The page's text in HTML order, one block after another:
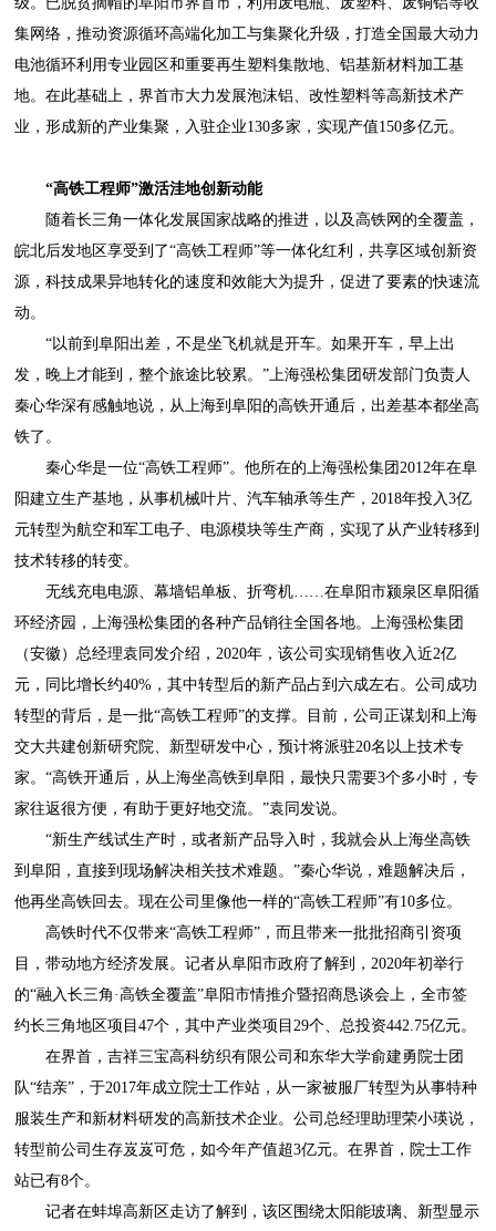
集网络，推动资源循环高端化加工与集聚化升级，打造全国最大动力
电池循环利用专业园区和重要再生塑料集散地、铝基新材料加工基
地。在此基础上，界首市大力发展泡沫铝、改性塑料等高新技术产
业，形成新的产业集聚，入驻企业130多家，实现产值150多亿元。
“高铁工程师”激活洼地创新动能
随着长三角一体化发展国家战略的推进，以及高铁网的全覆盖，
皖北后发地区享受到了“高铁工程师”等一体化红利，共享区域创新资
源，科技成果异地转化的速度和效能大为提升，促进了要素的快速流
动。
“以前到阜阳出差，不是坐飞机就是开车。如果开车，早上出
发，晚上才能到，整个旅途比较累。”上海强松集团研发部门负责人
秦心华深有感触地说，从上海到阜阳的高铁开通后，出差基本都坐高
铁了。
秦心华是一位“高铁工程师”。他所在的上海强松集团2012年在阜
阳建立生产基地，从事机械叶片、汽车轴承等生产，2018年投入3亿
元转型为航空和军工电子、电源模块等生产商，实现了从产业转移到
技术转移的转变。
无线充电电源、幕墙铝单板、折弯机……在阜阳市颍泉区阜阳循
环经济园，上海强松集团的各种产品销往全国各地。上海强松集团
（安徽）总经理袁同发介绍，2020年，该公司实现销售收入近2亿
元，同比增长约40%，其中转型后的新产品占到六成左右。公司成功
转型的背后，是一批“高铁工程师”的支撑。目前，公司正谋划和上海
交大共建创新研究院、新型研发中心，预计将派驻20名以上技术专
家。“高铁开通后，从上海坐高铁到阜阳，最快只需要3个多小时，专
家往返很方便，有助于更好地交流。”袁同发说。
“新生产线试生产时，或者新产品导入时，我就会从上海坐高铁
到阜阳，直接到现场解决相关技术难题。”秦心华说，难题解决后，
他再坐高铁回去。现在公司里像他一样的“高铁工程师”有10多位。
高铁时代不仅带来“高铁工程师”，而且带来一批批招商引资项
目，带动地方经济发展。记者从阜阳市政府了解到，2020年初举行
的“融入长三角·高铁全覆盖”阜阳市情推介暨招商恳谈会上，全市签
约长三角地区项目47个，其中产业类项目29个、总投资442.75亿元。
在界首，吉祥三宝高科纺织有限公司和东华大学俞建勇院士团
队“结亲”，于2017年成立院士工作站，从一家被服厂转型为从事特种
服装生产和新材料研发的高新技术企业。公司总经理助理荣小瑛说，
转型前公司生存岌岌可危，如今年产值超3亿元。在界首，院士工作
站已有8个。
记者在蚌埠高新区走访了解到，该区围绕太阳能玻璃、新型显示